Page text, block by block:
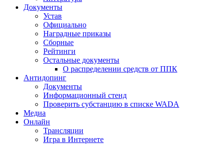
Документы
Устав
Официально
Наградные приказы
Сборные
Рейтинги
Остальные документы
О распределении средств от ППК
Антидопинг
Документы
Информационный стенд
Проверить субстанцию в списке WADA
Медиа
Онлайн
Трансляции
Игра в Интернете